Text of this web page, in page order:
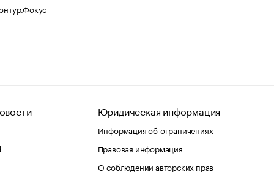
Юридическая информация
Информация об ограничениях
Правовая информация
О соблюдении авторских прав